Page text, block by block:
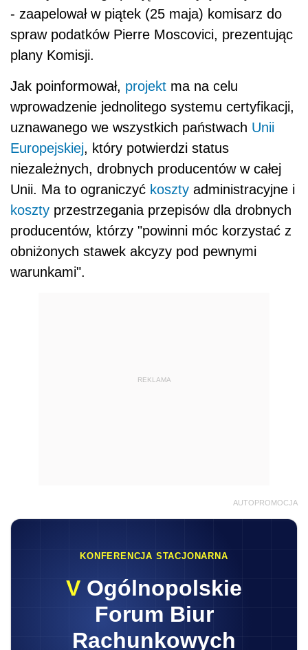
- zaapelował w piątek (25 maja) komisarz do
spraw podatków Pierre Moscovici, prezentując
plany Komisji.
Jak poinformował, projekt ma na celu
wprowadzenie jednolitego systemu certyfikacji,
uznawanego we wszystkich państwach Unii
Europejskiej, który potwierdzi status
niezależnych, drobnych producentów w całej
Unii. Ma to ograniczyć koszty administracyjne i
koszty przestrzegania przepisów dla drobnych
producentów, którzy "powinni móc korzystać z
obniżonych stawek akcyzy pod pewnymi
warunkami".
REKLAMA
AUTOPROMOCJA
KONFERENCJA STACJONARNA
V Ogólnopolskie
Forum Biur
Rachunkowych